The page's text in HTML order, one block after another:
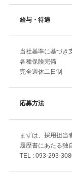
給与・待遇
当社基準に基づき
各種保険完備
完全週休二日制
応募方法
まずは、採用担当
履歴書にあたる独
TEL : 093-293-